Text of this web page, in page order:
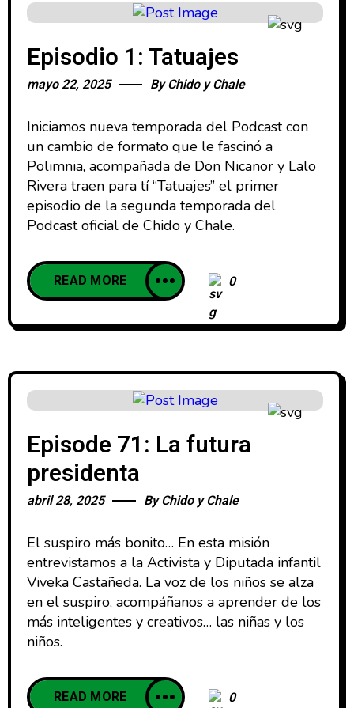
Episodio 1: Tatuajes
mayo 22, 2025 ByChido y Chale
Iniciamos nueva temporada del Podcast con
un cambio de formato que le fascinó a
Polimnia, acompañada de Don Nicanor y Lalo
Rivera traen para tí “Tatuajes” el primer
episodio de la segunda temporada del
Podcast oficial de Chido y Chale.
READ MORE 0
Episode 71: La futura
presidenta
abril 28, 2025 ByChido y Chale
El suspiro más bonito… En esta misión
entrevistamos a la Activista y Diputada infantil
Viveka Castañeda. La voz de los niños se alza
en el suspiro, acompáñanos a aprender de los
más inteligentes y creativos… las niñas y los
niños.
READ MORE 0